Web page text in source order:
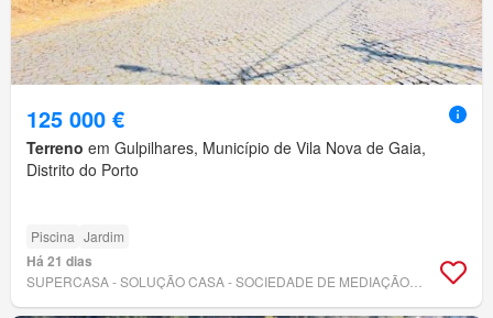
125 000 €
Terreno em Gulpilhares, Município de Vila Nova de Gaia,
Distrito do Porto
Piscina Jardim
Há 21 dias